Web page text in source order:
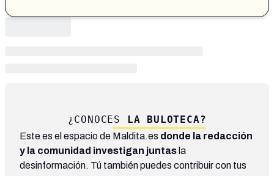
¿CONOCES LA BULOTECA?
Este es el espacio de Maldita.es donde la redacción
y la comunidad investigan juntas la
desinformación. Tú también puedes contribuir con tus